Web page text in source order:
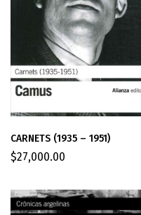
CARNETS (1935 – 1951)
$27,000.00